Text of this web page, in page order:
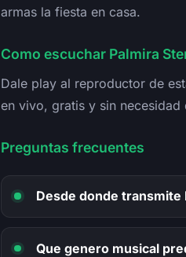
armas la fiesta en casa.
Como escuchar Palmira
Dale play al reproductor de
en vivo, gratis y sin necesidad
Preguntas frecuentes
Desde donde transmite
Que genero musical